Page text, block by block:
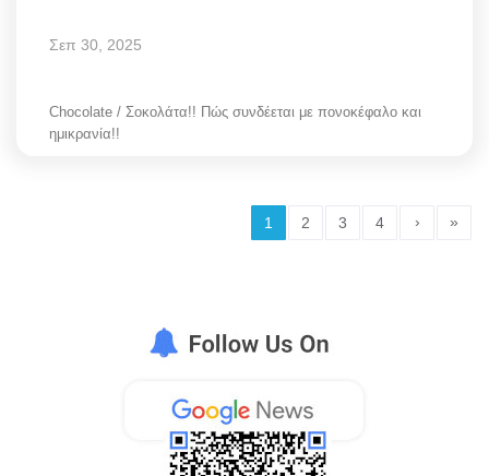
Σεπ 30, 2025
Chocolate / Σοκολάτα!! Πώς συνδέεται με πονοκέφαλο και
ημικρανία!!
1 2 3 4 › »